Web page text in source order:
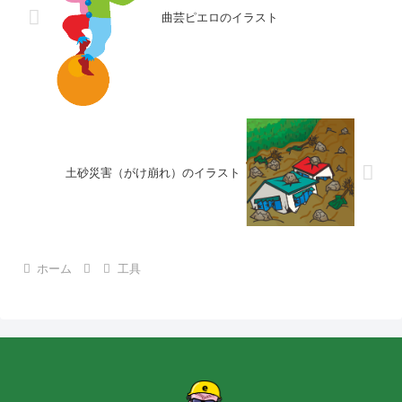
曲芸ピエロのイラスト
土砂災害（がけ崩れ）のイラスト
ホーム 工具